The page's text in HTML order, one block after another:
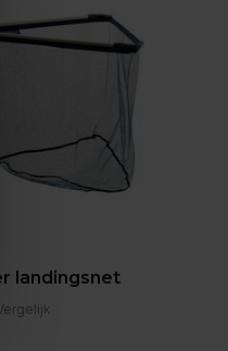
landingsnet